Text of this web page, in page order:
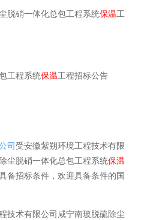
脱硝一体化总包工程系统保温工
工程系统保温工程招标公告
司 受安徽紫朔环境工程技术有限
尘脱硝一体化总包工程系统保温
备招标条件，欢迎具备条件的国
技术有限公司咸宁南玻脱硫除尘